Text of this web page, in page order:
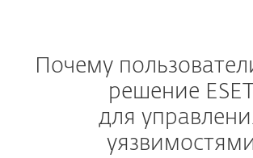
Почему
решение ESET
для